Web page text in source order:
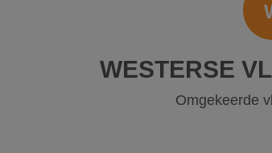
WESTERSE
Omgekeerde